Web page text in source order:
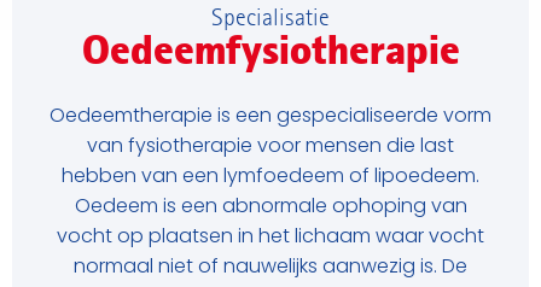
Specialisatie
Oedeemfysiotherapie
Oedeemtherapie is een gespecialiseerde vorm
van fysiotherapie voor mensen die last
hebben van een lymfoedeem of lipoedeem.
Oedeem is een abnormale ophoping van
vocht op plaatsen in het lichaam waar vocht
normaal niet of nauwelijks aanwezig is. De